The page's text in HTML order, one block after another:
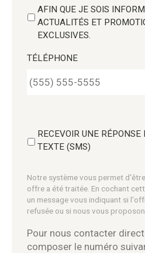
AFIN QUE JE SOIS
ACTUALITÉS ET
EXCLUSIVES.
TÉLÉPHONE
RECEVOIR UNE RÉPONSE
TEXTE (SMS)
Notre système vous permet
offre a été traitée. En cochant
un message vous indiquant si
refusée ou si nous vous
Pour nous contacter
composer le numéro